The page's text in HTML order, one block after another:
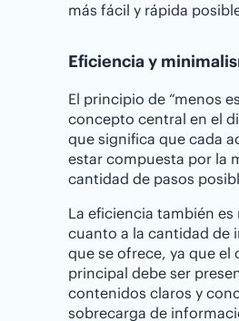
más fácil y rápida
Eficiencia y
El principio de “menos
concepto central en el
que significa que cada
estar compuesta por la
cantidad de pasos
La eficiencia también es
cuanto a la cantidad de
que se ofrece, ya que el
principal debe ser
contenidos claros y
sobrecarga de